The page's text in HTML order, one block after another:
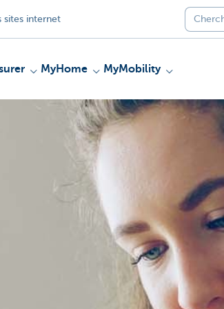
sites internet
MyHome MyMobility